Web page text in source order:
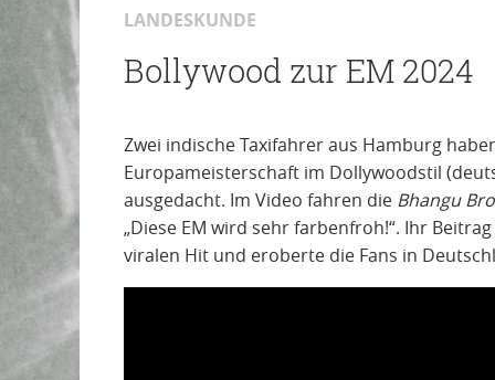
LANDESKUNDE
Bollywood zur EM 2024
Zwei indische Taxifahrer aus Hamburg
Europameisterschaft im Dollywoodstil
ausgedacht. Im Video fahren die Bhangu
„Diese EM wird sehr farbenfroh!“. Ihr
viralen Hit und eroberte die Fans in